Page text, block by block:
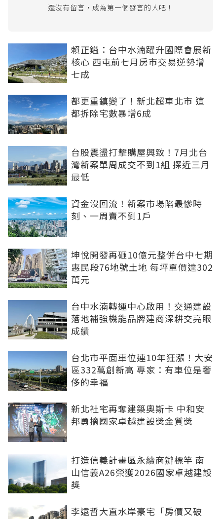
還沒有留言，成為第一個發言的人吧！
賴正鎰：台中水湳躍升國際會展新
核心 西屯前七月房市交易逆勢增
七成
都更重鎮變了！新北超車北市 這
都拆除宅數暴增6成
台股震盪打擊購屋興致！7月北台
灣新案單周成交不到1組 探近三月
最低
資金沒回流！新案市場陷最慘時
刻、一周賣不到1戶
坤悅開發再砸10億元整併台中七期
惠民段76地號土地 每坪單價達302
萬元
台中水湳轉運中心啟用！交通建設
落地補強機能品牌建商深耕交亮眼
成績
台北市平面車位連10年狂漲！大安
區332萬創新高 專家：有車位是奢
侈的幸福
新北社宅再奪建築奧斯卡 中和安
邦勇摘國家卓越建設獎金質獎
打造信義計畫區永續商辦標竿 南
山信義A26榮獲2026國家卓越建設
獎
李遠哲大直水岸豪宅「房價又破